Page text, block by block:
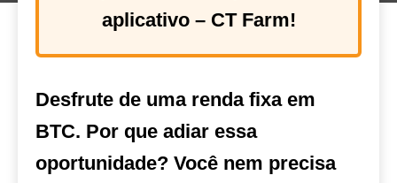
aplicativo – CT Farm!
Desfrute de uma renda fixa em
BTC. Por que adiar essa
oportunidade? Você nem precisa